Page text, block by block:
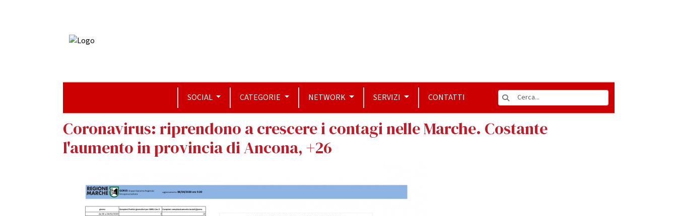
SOCIAL CATEGORIE NETWORK SERVIZI CONTATTI
Coronavirus: riprendono a crescere i contagi nelle Marche. Costante
l'aumento in provincia di Ancona, +26